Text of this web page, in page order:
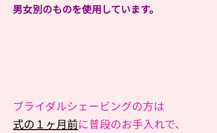
男女別のものを使用しています。
ブライダルシェービングの方は
式の１ヶ月前に普段のお手入れで、